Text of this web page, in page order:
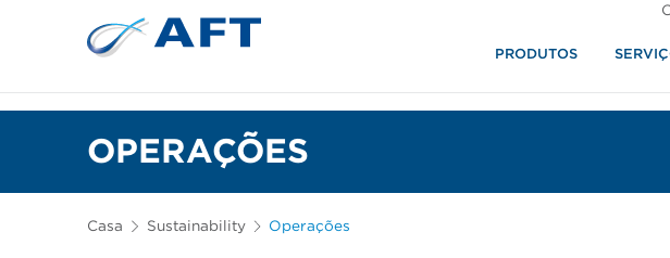
PRODUTOS
OPERAÇÕES
Casa Sustainability Operações